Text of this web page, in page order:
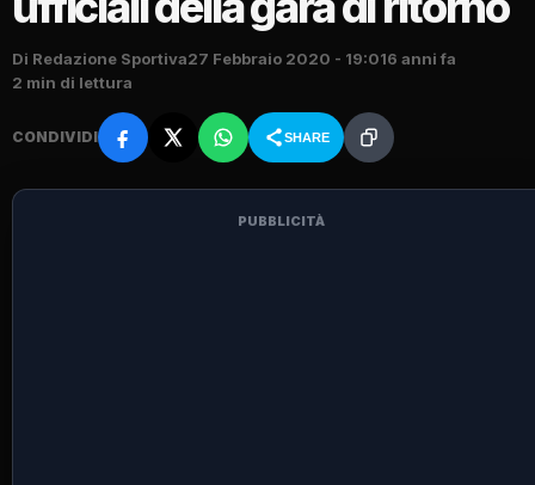
Di Redazione Sportiva27 Febbraio 2020 - 19:016 anni fa
2 min di lettura
CONDIVIDI SHARE
PUBBLICITÀ